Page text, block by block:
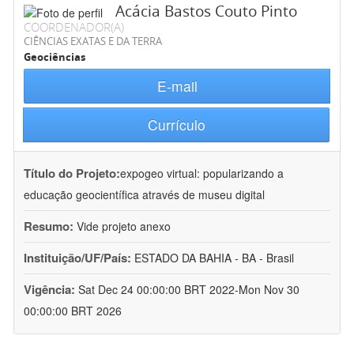
Acácia Bastos Couto Pinto
COORDENADOR(A)
CIÊNCIAS EXATAS E DA TERRA
Geociências
E-mail
Currículo
Título do Projeto:expogeo virtual: popularizando a
educação geocientífica através de museu digital
Resumo: Vide projeto anexo
Instituição/UF/País: ESTADO DA BAHIA - BA - Brasil
Vigência: Sat Dec 24 00:00:00 BRT 2022-Mon Nov 30
00:00:00 BRT 2026